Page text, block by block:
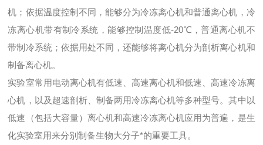
机；依据温度控制不同，能够分为冷冻离心机和普通离心机，冷
冻离心机带有制冷系统，能够控制温度低-20℃，普通离心机不
带制冷系统；依据用处不同，还能够将离心机分为剖析离心机和
制备离心机。
实验室常用电动离心机有低速、高速离心机和低速、高速冷冻离
心机，以及超速剖析、制备两用冷冻离心机等多种型号。其中以
低速（包括大容量）离心机和高速冷冻离心机应用为普遍，是生
化实验室用来分别制备生物大分子*的重要工具。